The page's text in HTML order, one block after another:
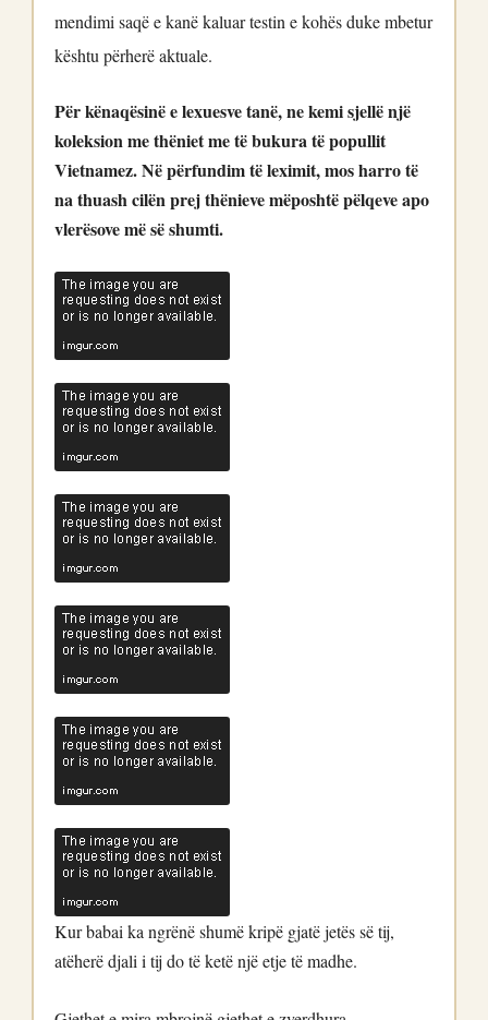
mendimi saqë e kanë kaluar testin e kohës duke mbetur
kështu përherë aktuale.
Për kënaqësinë e lexuesve tanë, ne kemi sjellë një
koleksion me thëniet me të bukura të popullit
Vietnamez. Në përfundim të leximit, mos harro të
na thuash cilën prej thënieve mëposhtë pëlqeve apo
vlerësove më së shumti.
Kur babai ka ngrënë shumë kripë gjatë jetës së tij,
atëherë djali i tij do të ketë një etje të madhe.